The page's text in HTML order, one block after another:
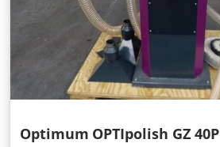
Optimum OPTIpolish GZ 40P